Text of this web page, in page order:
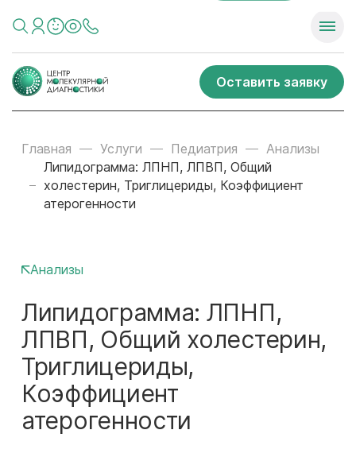
Оставить заявку
Главная Услуги Педиатрия
Анализы
Липидограмма: ЛПНП, ЛПВП, Общий
холестерин, Триглицериды, Коэффициент
атерогенности
Анализы
Липидограмма: ЛПНП,
ЛПВП, Общий холестерин,
Триглицериды,
Коэффициент
атерогенности